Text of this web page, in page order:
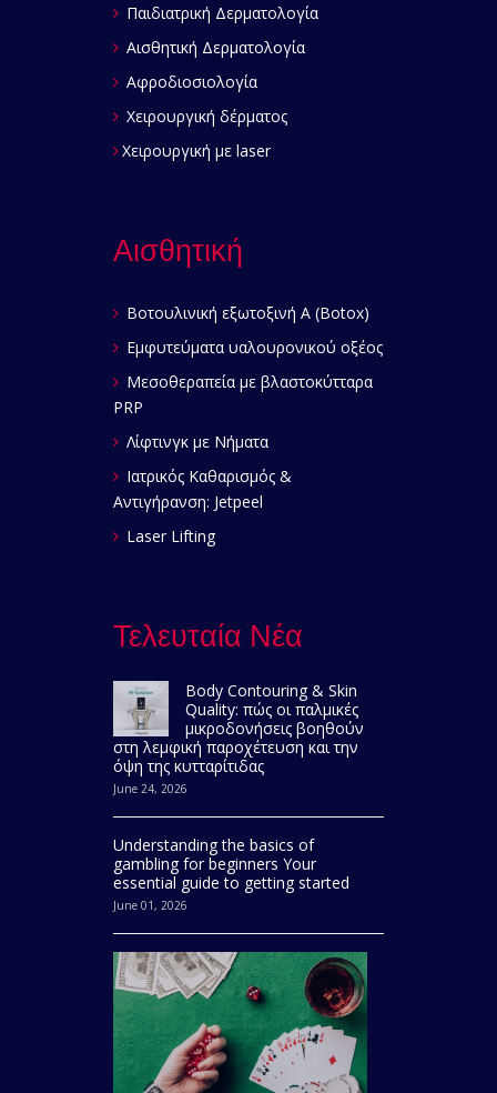
Παιδιατρική Δερματολογία
Αισθητική Δερματολογία
Αφροδιοσιολογία
Χειρουργική δέρματος
Χειρουργική με laser
Αισθητική
Βοτουλινική εξωτοξινή Α (Botox)
Εμφυτεύματα υαλουρονικού οξέος
Μεσοθεραπεία με βλαστοκύτταρα
PRP
Λίφτινγκ με Νήματα
Ιατρικός Καθαρισμός &
Αντιγήρανση: Jetpeel
Laser Lifting
Τελευταία Νέα
Body Contouring & Skin
Quality: πώς οι παλμικές
μικροδονήσεις βοηθούν
στη λεμφική παροχέτευση και την
όψη της κυτταρίτιδας
June 24, 2026
Understanding the basics of
gambling for beginners Your
essential guide to getting started
June 01, 2026